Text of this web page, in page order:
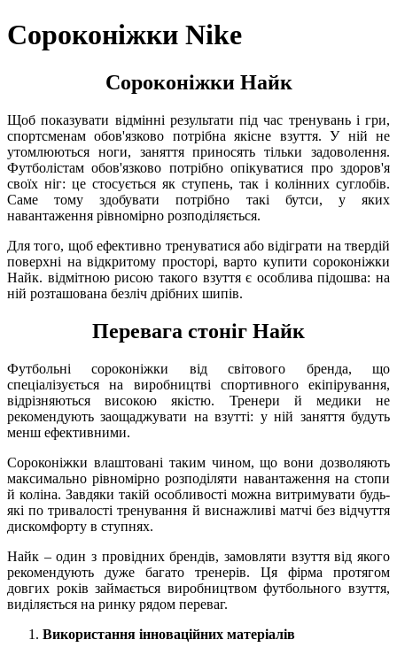
Сороконіжки Nike
Сороконіжки Найк
Щоб показувати відмінні результати під час тренувань і гри,
спортсменам обов'язково потрібна якісне взуття. У ній не
утомлюються ноги, заняття приносять тільки задоволення.
Футболістам обов'язково потрібно опікуватися про здоров'я
своїх ніг: це стосується як ступень, так і колінних суглобів.
Саме тому здобувати потрібно такі бутси, у яких
навантаження рівномірно розподіляється.
Для того, щоб ефективно тренуватися або відіграти на твердій
поверхні на відкритому просторі, варто купити сороконіжки
Найк. відмітною рисою такого взуття є особлива підошва: на
ній розташована безліч дрібних шипів.
Перевага стоніг Найк
Футбольні сороконіжки від світового бренда, що
спеціалізується на виробництві спортивного екіпірування,
відрізняються високою якістю. Тренери й медики не
рекомендують заощаджувати на взутті: у ній заняття будуть
менш ефективними.
Сороконіжки влаштовані таким чином, що вони дозволяють
максимально рівномірно розподіляти навантаження на стопи
й коліна. Завдяки такій особливості можна витримувати будь-
які по тривалості тренування й виснажливі матчі без відчуття
дискомфорту в ступнях.
Найк – один з провідних брендів, замовляти взуття від якого
рекомендують дуже багато тренерів. Ця фірма протягом
довгих років займається виробництвом футбольного взуття,
виділяється на ринку рядом переваг.
Використання інноваційних матеріалів